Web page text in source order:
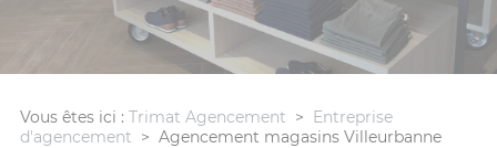
Vous êtes ici : Trimat Agencement > Entreprise
d'agencement > Agencement magasins Villeurbanne